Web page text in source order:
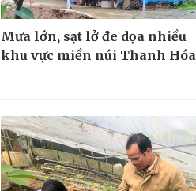
Mưa lớn, sạt lở đe dọa nhiều
khu vực miền núi Thanh Hóa